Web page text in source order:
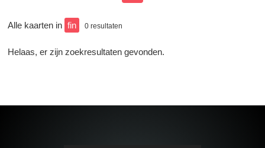
Alle kaarten in fin 0 resultaten
Helaas, er zijn zoekresultaten gevonden.